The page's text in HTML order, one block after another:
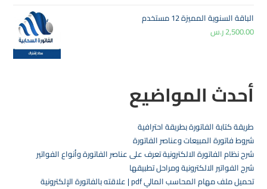
الباقة السنوية المميزة 12 مستخدم
2,500.00ر.س
أحدث المواضيع
طريقة كتابة الفاتورة بطريقة احترافية
شروط فاتورة المبيعات وعناصر الفاتورة
شرح نظام الفاتورة الالكترونية تعرف على عناصر الفاتورة وأنواع الفواتير
شرح الفواتير الالكترونية ومراحل تطبيقها
تحميل ملف مهام المحاسب المالي pdf | علاقته بالفاتورة الإلكترونية